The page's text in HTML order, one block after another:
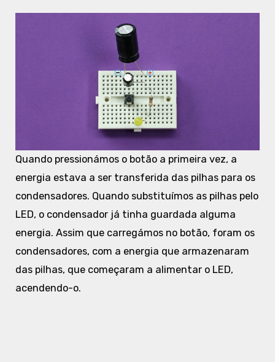
Quando pressionámos o botão a primeira vez, a
energia estava a ser transferida das pilhas para os
condensadores. Quando substituímos as pilhas pelo
LED, o condensador já tinha guardada alguma
energia. Assim que carregámos no botão, foram os
condensadores, com a energia que armazenaram
das pilhas, que começaram a alimentar o LED,
acendendo-o.